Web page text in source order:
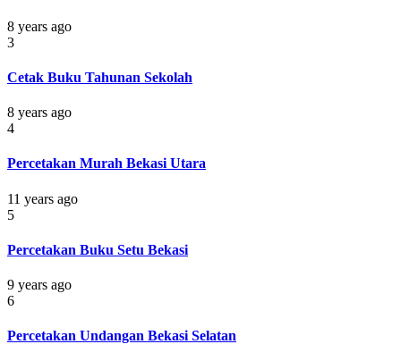
8 years ago
3
Cetak Buku Tahunan Sekolah
8 years ago
4
Percetakan Murah Bekasi Utara
11 years ago
5
Percetakan Buku Setu Bekasi
9 years ago
6
Percetakan Undangan Bekasi Selatan